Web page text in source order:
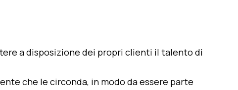
a disposizione dei propri clienti il talento di
che le circonda, in modo da essere parte